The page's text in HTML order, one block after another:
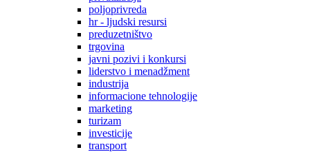
poljoprivreda
hr - ljudski resursi
preduzetništvo
trgovina
javni pozivi i konkursi
liderstvo i menadžment
industrija
informacione tehnologije
marketing
turizam
investicije
transport